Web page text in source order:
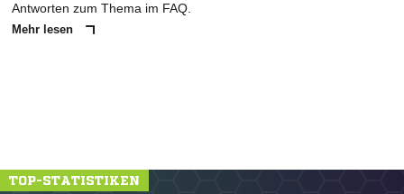
Antworten zum Thema im FAQ.
Mehr lesen
TOP-STATISTIKEN